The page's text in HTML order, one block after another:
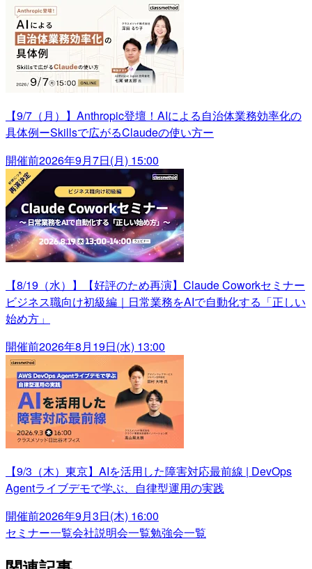
【9/7（月）】Anthropic登壇！AIによる自治体業務効率化の
具体例ーSkillsで広がるClaudeの使い方ー
開催前2026年9月7日(月) 15:00
【8/19（水）】【好評のため再演】Claude Coworkセミナー
ビジネス職向け初級編｜日常業務をAIで自動化する「正しい
始め方」
開催前2026年8月19日(水) 13:00
【9/3（木）東京】AIを活用した障害対応最前線 | DevOps
Agentライブデモで学ぶ、自律型運用の実践
開催前2026年9月3日(木) 16:00
セミナー一覧会社説明会一覧勉強会一覧